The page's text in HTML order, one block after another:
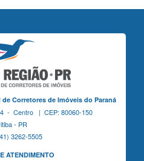
Corretores de Imóveis do Paraná
- Centro | CEP: 80060-150
- PR
3262-5505
ATENDIMENTO